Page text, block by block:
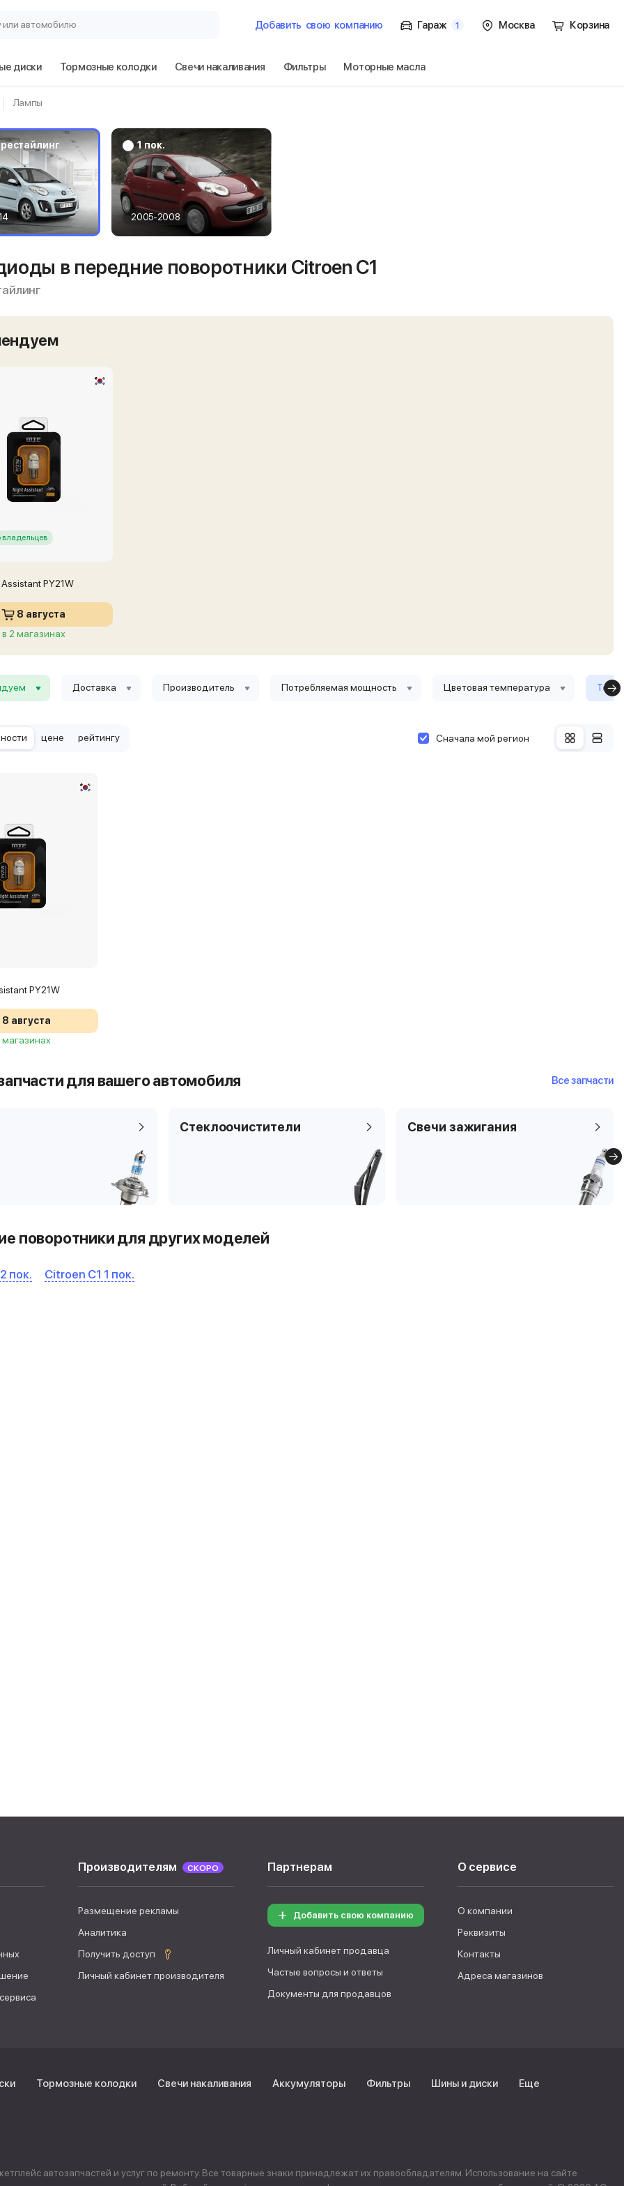
или автомобилю Добавить свою компанию Гараж 1
Гараж
рестайлинг
Сбросить
Москва Корзина
диски Тормозные колодки Свечи накаливания Фильтры Моторные масла
Лампы
рестайлинг 1 пок.
2005-2008
в передние поворотники Citroen C1
PY21W
8 августа
в 2 магазинах
Доставка Производитель Потребляемая мощность Цветовая температура
цене рейтингу Сначала мой регион
PY21W
8 августа
магазинах
для вашего автомобиля Все запчасти
Стеклоочистители Свечи зажигания
поворотники для других моделей
пок. Citroen C1 1 пок.
Производителям СКОРО
Размещение рекламы
Аналитика
Получить доступ
Личный кабинет производителя
Партнерам
Добавить свою компанию
Личный кабинет продавца
Частые вопросы и ответы
Документы для продавцов
О сервисе
О компании
Реквизиты
Контакты
Адреса магазинов
Тормозные колодки Свечи накаливания Аккумуляторы Фильтры Шины и диски Еще
автозапчастей и услуг по ремонту. Все товарные знаки принадлежат их правообладателям. Использование на сайте